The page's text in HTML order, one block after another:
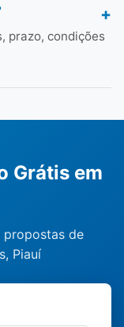
prazo, condições
Grátis em
propostas de
Piauí